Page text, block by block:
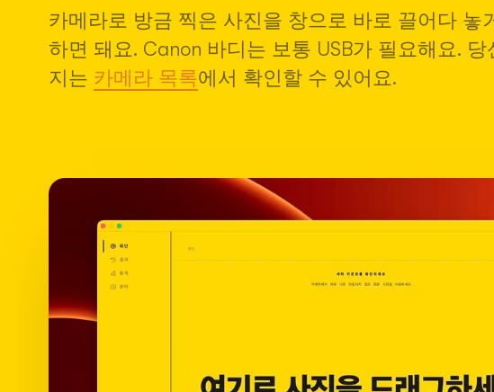
카메라로 방금 찍은 사진을 창으로 바로 끌어다 놓
하면 돼요. Canon 바디는 보통 USB가 필요해요.
지는 카메라 목록에서 확인할 수 있어요.